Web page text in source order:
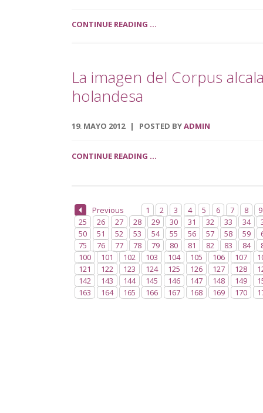
CONTINUE READING ...
La imagen del Corpus
holandesa
19. MAYO 2012 POSTED BYADMIN
CONTINUE READING ...
Previous 1 2 3 4 5 6 7 8 9
25
26 27 28 29 30 31 32 33 34
50
51 52 53 54 55 56 57 58 59
75
76 77 78 79 80 81 82 83 84
100
101 102 103 104 105 106 107
121
122 123 124 125 126 127 128
142
143 144 145 146 147 148 149
163
164 165 166 167 168 169 170